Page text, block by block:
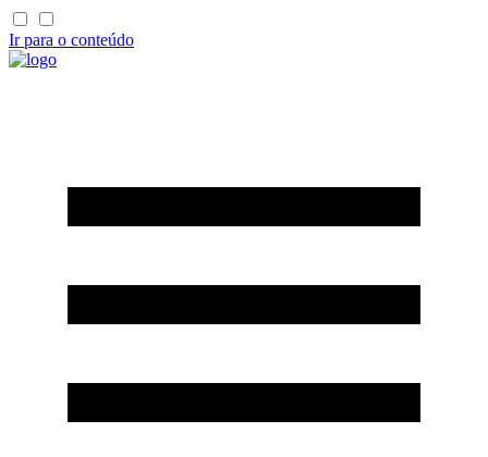
Ir para o conteúdo